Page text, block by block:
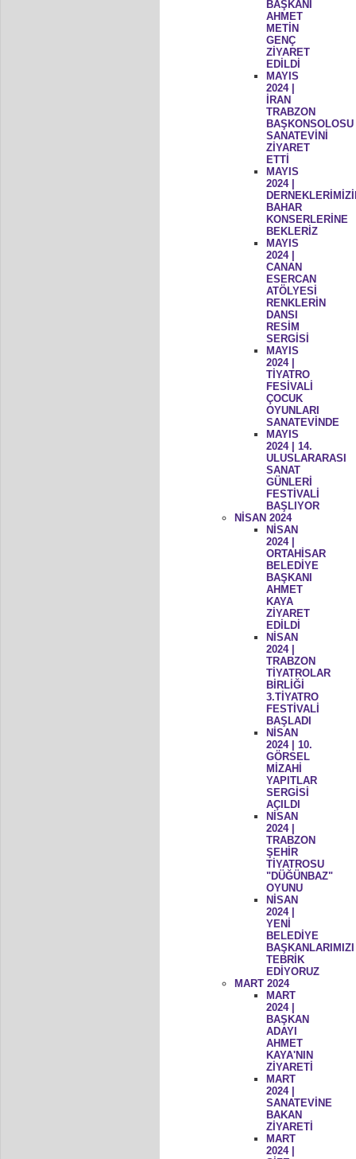
BAŞKANI
AHMET
METİN
GENÇ
ZİYARET
EDİLDİ
MAYIS
2024 |
İRAN
TRABZON
BAŞKONSOLOSU
SANATEVİNİ
ZİYARET
ETTİ
MAYIS
2024 |
BAHAR
KONSERLERİNE
BEKLERİZ
MAYIS
2024 |
CANAN
ESERCAN
ATÖLYESİ
RENKLERİN
DANSI
RESİM
SERGİSİ
MAYIS
2024 |
TİYATRO
FESİVALİ
ÇOCUK
OYUNLARI
SANATEVİNDE
MAYIS
2024 | 14.
ULUSLARARASI
SANAT
GÜNLERİ
FESTİVALİ
BAŞLIYOR
NİSAN 2024
NİSAN
2024 |
ORTAHİSAR
BELEDİYE
BAŞKANI
AHMET
KAYA
ZİYARET
EDİLDİ
NİSAN
2024 |
TRABZON
TİYATROLAR
BİRLİĞİ
3.TİYATRO
FESTİVALİ
BAŞLADI
NİSAN
2024 | 10.
GÖRSEL
MİZAHİ
YAPITLAR
SERGİSİ
AÇILDI
NİSAN
2024 |
TRABZON
ŞEHİR
TİYATROSU
"DÜĞÜNBAZ"
OYUNU
NİSAN
2024 |
YENİ
BELEDİYE
BAŞKANLARIMIZI
TEBRİK
EDİYORUZ
MART 2024
MART
2024 |
BAŞKAN
ADAYI
AHMET
KAYA'NIN
ZİYARETİ
MART
2024 |
SANATEVİNE
BAKAN
ZİYARETİ
MART
2024 |